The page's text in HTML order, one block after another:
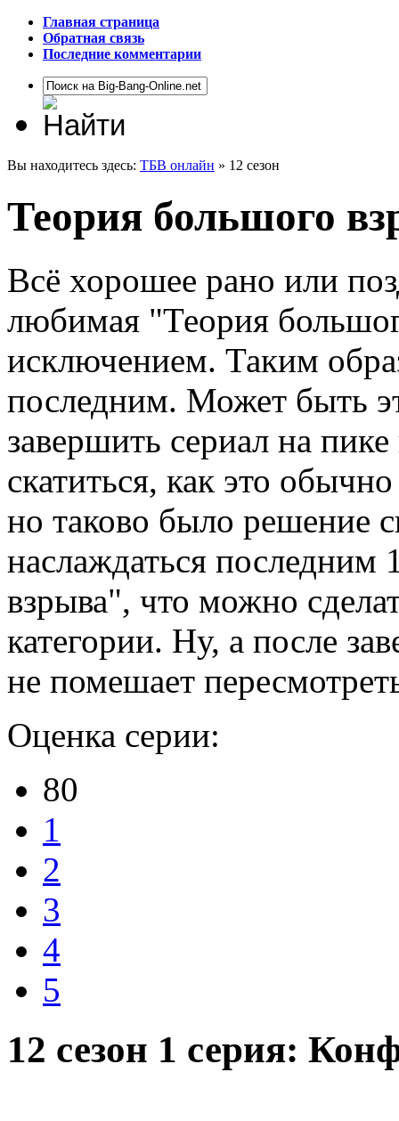
Главная страница
Обратная связь
Последние комментарии
Вы находитесь здесь: ТБВ онлайн » 12 сезон
Теория большого
Всё хорошее рано или
любимая "Теория
исключением. Таким
последним. Может быть
завершить сериал на
скатиться, как это
но таково было решение
наслаждаться
взрыва", что можно
категории. Ну, а после
не помешает
Оценка серии:
80
1
2
3
4
5
12 сезон 1 серия: